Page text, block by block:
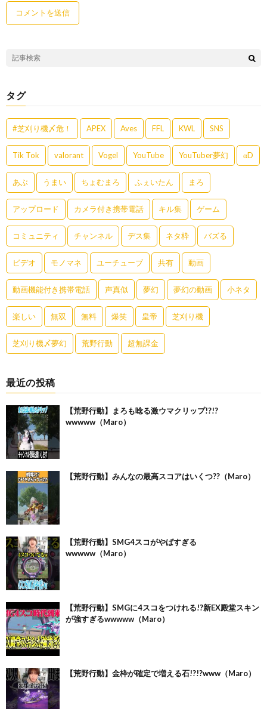
タグ
#芝刈り機〆危！ APEX Aves FFL KWL SNS
Tik Tok valorant Vogel YouTube YouTuber夢幻 αD
あぶ うまい ちょむまろ ふぇいたん まろ
アップロード カメラ付き携帯電話 キル集 ゲーム
コミュニティ チャンネル デス集 ネタ枠 バズる
ビデオ モノマネ ユーチューブ 共有 動画
動画機能付き携帯電話 声真似 夢幻 夢幻の動画 小ネタ
楽しい 無双 無料 爆笑 皇帝 芝刈り機
芝刈り機〆夢幻 荒野行動 超無課金
最近の投稿
【荒野行動】まろも唸る激ウマクリップ!?!?
wwwww（Maro）
【荒野行動】みんなの最高スコアはいくつ??（Maro）
【荒野行動】SMG4スコがやばすぎる
wwwww（Maro）
【荒野行動】SMGに4スコをつけれる!?新EX殿堂スキン
が強すぎるwwwww（Maro）
【荒野行動】金枠が確定で増える石!?!?www（Maro）